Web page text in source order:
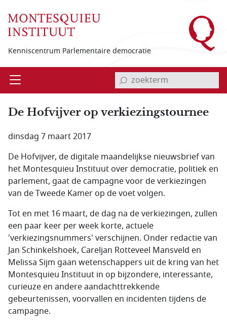
Kenniscentrum Parlementaire democratie
Open invoerveld zoekterm
De Hofvijver op verkiezingstournee
dinsdag 7 maart 2017
De Hofvijver, de digitale maandelijkse nieuwsbrief van
het Montesquieu Instituut over democratie, politiek en
parlement, gaat de campagne voor de verkiezingen
van de Tweede Kamer op de voet volgen.
Tot en met 16 maart, de dag na de verkiezingen, zullen
een paar keer per week korte, actuele
'verkiezingsnummers' verschijnen. Onder redactie van
Jan Schinkelshoek, Careljan Rotteveel Mansveld en
Melissa Sijm gaan wetenschappers uit de kring van het
Montesquieu Instituut in op bijzondere, interessante,
curieuze en andere aandachttrekkende
gebeurtenissen, voorvallen en incidenten tijdens de
campagne.